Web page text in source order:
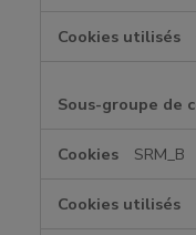
SRM_B